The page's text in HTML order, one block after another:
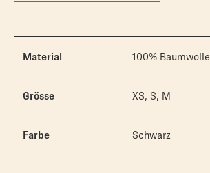
Material 100% Baumwolle
Grösse XS, S, M
Farbe Schwarz